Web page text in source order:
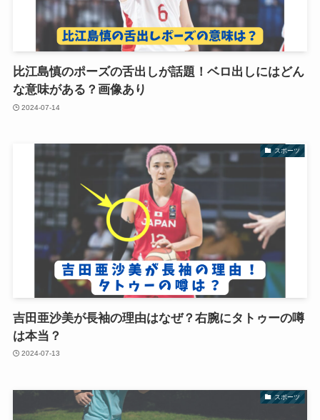
比江島慎のポーズの舌出しが話題！ベロ出しにはどん
な意味がある？画像あり
2024-07-14
スポーツ
吉田亜沙美が長袖の理由はなぜ？右腕にタトゥーの噂
は本当？
2024-07-13
スポーツ